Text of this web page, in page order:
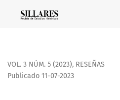
Aguirre Salvador, Rodolfo;
VOL. 3 NÚM. 5 (2023), RESEÑAS
Publicado 11-07-2023